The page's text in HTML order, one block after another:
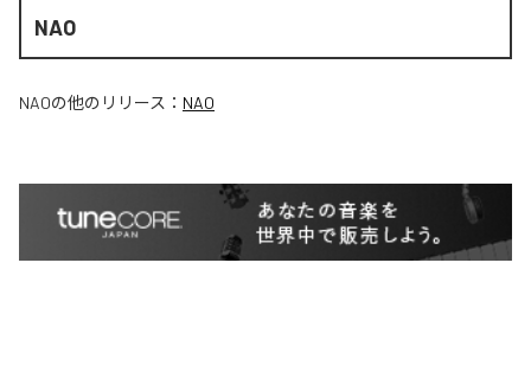
NAO
NAOの他のリリース： NAO